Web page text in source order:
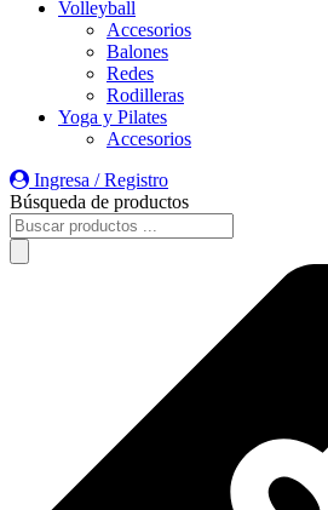
Volleyball
Accesorios
Balones
Redes
Rodilleras
Yoga y Pilates
Accesorios
Ingresa / Registro
Búsqueda de productos